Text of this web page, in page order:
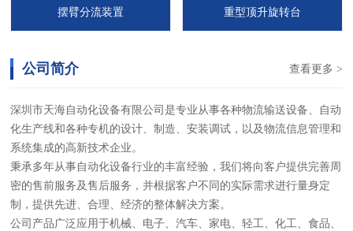
摆臂分流装置 重型顶升旋转台
查看更多 >
公司简介
深圳市天海自动化设备有限公司是专业从事各种物流输送设备、自动
化生产线和各种专机的设计、制造、安装调试，以及物流信息管理和
系统集成的高新技术企业。
秉承多年从事自动化设备行业的丰富经验，我们将向客户提供完善周
密的售前服务及售后服务，并根据客户不同的实际需求进行量身定
制，提供先进、合理、经济的整体解决方案。
公司产品广泛应用于机械、电子、汽车、家电、轻工、化工、食品、